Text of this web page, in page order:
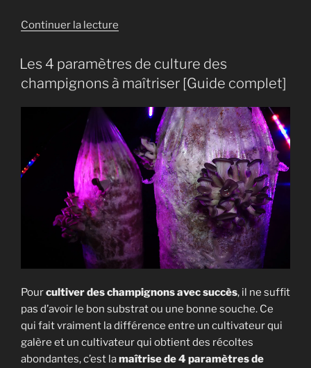
Continuer la lecture
champignons
ils
besoin
lumière
? »
Les 4 paramètres de culture des
champignons à maîtriser [Guide complet]
Pourcultiver des champignons avec succès, il ne suffit
pas d’avoir le bon substrat ou une bonne souche. Ce
qui fait vraiment la différence entre un cultivateur qui
galère et un cultivateur qui obtient des récoltes
abondantes, c’est lamaîtrise de 4 paramètres de